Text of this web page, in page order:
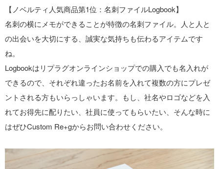
【ノベルティ人気商品第1位：名刺ファイルLogbook】
名刺の横にメモができることが特徴の名刺ファイル。人と人と
の出会いを大切にする、誠実な気持ちも伝わるアイテムです
ね。
Logbookはリプラグオンラインショップでの購入でも名入れが
できるので、それぞれ違ったお名前を入れて複数の方にプレゼ
ントされる方もいらっしゃいます。もし、社名やロゴなどを入
れてお得先に配りたい、社員に使ってもらいたい、そんな時に
はぜひCustom Re+gからお問い合わせください。